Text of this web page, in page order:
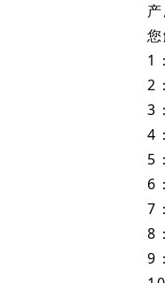
1
2
3
4
5
6
7
8
9